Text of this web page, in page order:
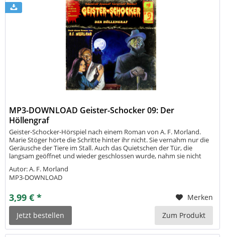
MP3-DOWNLOAD Geister-Schocker 09: Der
Höllengraf
Geister-Schocker-Hörspiel nach einem Roman von A. F. Morland.
Marie Stöger hörte die Schritte hinter ihr nicht. Sie vernahm nur die
Geräusche der Tiere im Stall. Auch das Quietschen der Tür, die
langsam geöffnet und wieder geschlossen wurde, nahm sie nicht
spannte...
Autor: A. F. Morland
MP3-DOWNLOAD
3,99 € *
Merken
Jetzt bestellen
Zum Produkt